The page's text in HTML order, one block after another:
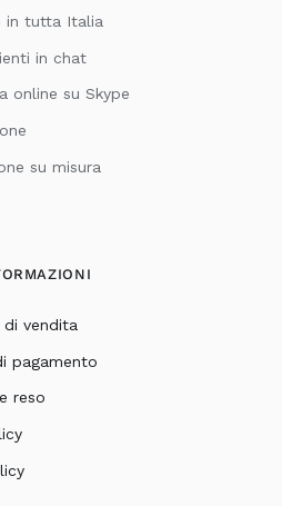
in tutta Italia
in chat
online su Skype
su misura
di vendita
pagamento
reso